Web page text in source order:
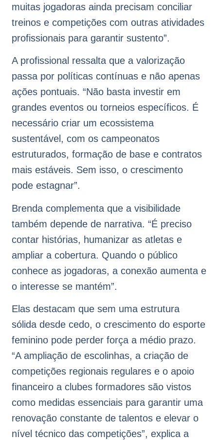
muitas jogadoras ainda precisam conciliar
treinos e competições com outras atividades
profissionais para garantir sustento”.
A profissional ressalta que a valorização
passa por políticas contínuas e não apenas
ações pontuais. “Não basta investir em
grandes eventos ou torneios específicos. É
necessário criar um ecossistema
sustentável, com os campeonatos
estruturados, formação de base e contratos
mais estáveis. Sem isso, o crescimento
pode estagnar”.
Brenda complementa que a visibilidade
também depende de narrativa. “É preciso
contar histórias, humanizar as atletas e
ampliar a cobertura. Quando o público
conhece as jogadoras, a conexão aumenta e
o interesse se mantém”.
Elas destacam que sem uma estrutura
sólida desde cedo, o crescimento do esporte
feminino pode perder força a médio prazo.
“A ampliação de escolinhas, a criação de
competições regionais regulares e o apoio
financeiro a clubes formadores são vistos
como medidas essenciais para garantir uma
renovação constante de talentos e elevar o
nível técnico das competições”, explica a